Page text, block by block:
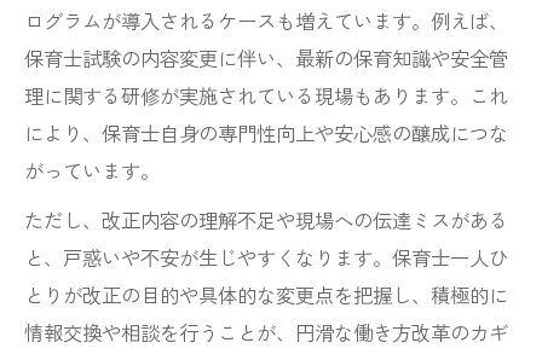
ログラムが導入されるケースも増えています。例えば、
保育士試験の内容変更に伴い、最新の保育知識や安全管
理に関する研修が実施されている現場もあります。これ
により、保育士自身の専門性向上や安心感の醸成につな
がっています。
ただし、改正内容の理解不足や現場への伝達ミスがある
と、戸惑いや不安が生じやすくなります。保育士一人ひ
とりが改正の目的や具体的な変更点を把握し、積極的に
情報交換や相談を行うことが、円滑な働き方改革のカギ